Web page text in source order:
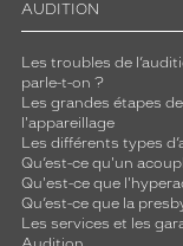
AUDITION
Les troubles de
parle-t-on ?
Les grandes étapes de
l'appareillage
Les différents types
Qu’est-ce qu'un
Qu'est-ce que
Qu’est-ce que la
Les services et les